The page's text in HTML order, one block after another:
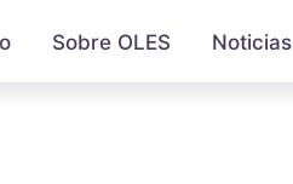
Sobre OLES Noticias